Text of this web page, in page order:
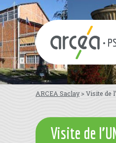
•
ARCEA Saclay>Visite de
Visite de